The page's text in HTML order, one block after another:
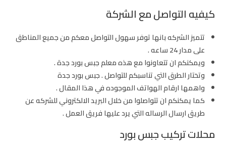
كيفيه التواصل مع الشركة
تتميز الشركه بانها توفر سهول التواصل معكم من جميع المناطق
على مدار 24 ساعه .
ويمكنكم ان تتعاونوا مع هذهمعلم جبس بورد جدة.
وتختار الطرق التي تناسبكم للتواصل . جبس بورد جدة
واهمها ارقام الهواتف الموجوده في هذا المقال .
كما يمكنكم ان تتواصلوا من خلال البريد الالكتروني للشركه عن
طريق ارسال الرساله التي يرد عليها فريق العمل .
محلات تركيب جبس بورد